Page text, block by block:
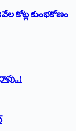
కోట్ల కుంభకోణం